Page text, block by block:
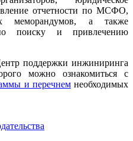
отчетности по МСФО,
меморандумов, а также
поиску и привлечению
поддержки инжиниринга
можно ознакомиться с
и перечнемнеобходимых